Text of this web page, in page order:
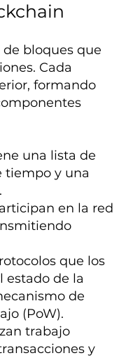
bloques que
Cada
formando
una lista de
tiempo y una
en la red
que los
estado de la
de
(PoW).
trabajo
y